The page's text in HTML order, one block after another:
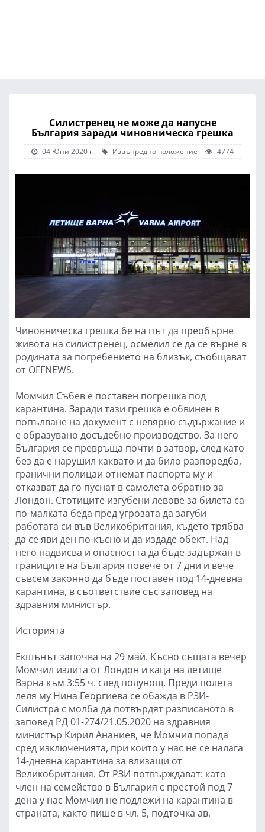
Силистренец не може да напусне
България заради чиновническа грешка
04 Юни 2020 г. Извънредно положение 4774
Чиновническа грешка бе на път да преобърне
живота на силистренец, осмелил се да се върне в
родината за погребението на близък, съобщават
от OFFNEWS.
Момчил Събев е поставен погрешка под
карантина. Заради тази грешка е обвинен в
попълване на документ с невярно съдържание и
е образувано досъдебно производство. За него
България се превръща почти в затвор, след като
без да е нарушил каквато и да било разпоредба,
гранични полицаи отнемат паспорта му и
отказват да го пуснат в самолета обратно за
Лондон. Стотиците изгубени левове за билета са
по-малката беда пред угрозата да загуби
работата си във Великобритания, където трябва
да се яви ден по-късно и да издаде обект. Над
него надвисва и опасността да бъде задържан в
границите на България повече от 7 дни и вече
съвсем законно да бъде поставен под 14-дневна
карантина, в съответствие със заповед на
здравния министър.
Историята
Екшънът започва на 29 май. Късно същата вечер
Момчил излита от Лондон и каца на летище
Варна към 3:55 ч. след полунощ. Преди полета
леля му Нина Георгиева се обажда в РЗИ-
Силистра с молба да потвърдят разписаното в
заповед РД 01-274/21.05.2020 на здравния
министър Кирил Ананиев, че Момчил попада
сред изключенията, при които у нас не се налага
14-дневна карантина за влизащи от
Великобритания. От РЗИ потвърждават: като
член на семейство в България с престой под 7
дена у нас Момчил не подлежи на карантина в
страната, както пише в чл. 5, подточка ав.